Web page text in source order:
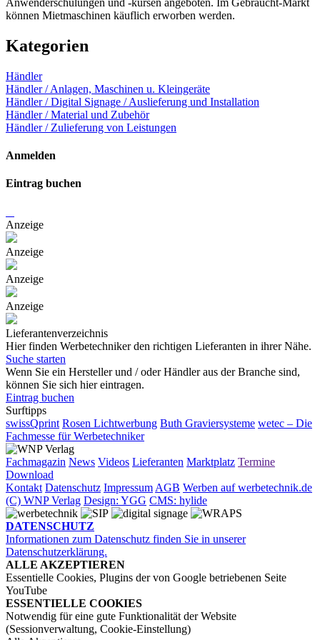
Anwenderschulungen und -kursen angeboten. Im Gebraucht-Markt
können Mietmaschinen käuflich erworben werden.
Kategorien
Händler
Händler / Anlagen, Maschinen u. Kleingeräte
Händler / Digital Signage / Auslieferung und Installation
Händler / Material und Zubehör
Händler / Zulieferung von Leistungen
Anmelden
Eintrag buchen
Anzeige
Anzeige
Anzeige
Anzeige
Lieferantenverzeichnis
Hier finden Werbetechniker den richtigen Lieferanten in ihrer Nähe.
Suche starten
Wenn Sie ein Hersteller und / oder Händler aus der Branche sind,
können Sie sich hier eintragen.
Eintrag buchen
Surftipps
swissQprint Rosen Lichtwerbung Buth Graviersysteme wetec – Die
Fachmesse für Werbetechniker
Fachmagazin News Videos Lieferanten Marktplatz Termine
Download
Kontakt Datenschutz Impressum AGB Werben auf werbetechnik.de
(C) WNP Verlag Design: YGG CMS: hylide
DATENSCHUTZ
Informationen zum Datenschutz finden Sie in unserer
Datenschutzerklärung.
ALLE AKZEPTIEREN
Essentielle Cookies, Plugins der von Google betriebenen Seite
YouTube
ESSENTIELLE COOKIES
Notwendig für eine gute Funktionalität der Website
(Sessionverwaltung, Cookie-Einstellung)